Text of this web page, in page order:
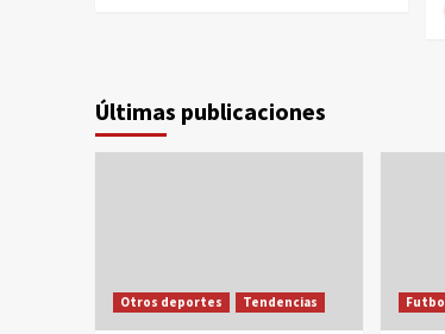
Últimas publicaciones
Otros deportes Tendencias